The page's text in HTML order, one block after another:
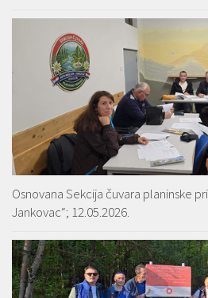
Osnovana Sekcija čuvara planinske
Jankovac“; 12.05.2026.